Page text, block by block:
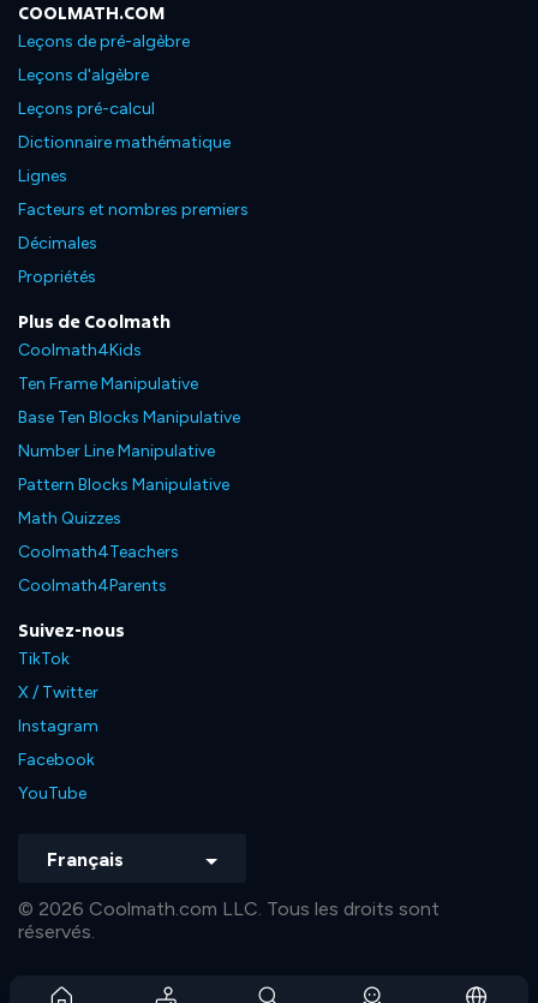
COOLMATH.COM
Leçons de pré-algèbre
Leçons d'algèbre
Leçons pré-calcul
Dictionnaire mathématique
Lignes
Facteurs et nombres premiers
Décimales
Propriétés
Plus de Coolmath
Coolmath4Kids
Ten Frame Manipulative
Base Ten Blocks Manipulative
Number Line Manipulative
Pattern Blocks Manipulative
Math Quizzes
Coolmath4Teachers
Coolmath4Parents
Suivez-nous
TikTok
X / Twitter
Instagram
Facebook
YouTube
Français
© 2026 Coolmath.com LLC. Tous les droits sont
réservés.